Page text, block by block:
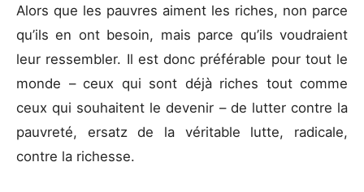
Alors que les pauvres aiment les riches, non parce
qu’ils en ont besoin, mais parce qu’ils voudraient
leur ressembler. Il est donc préférable pour tout le
monde – ceux qui sont déjà riches tout comme
ceux qui souhaitent le devenir – de lutter contre la
pauvreté, ersatz de la véritable lutte, radicale,
contre la richesse.